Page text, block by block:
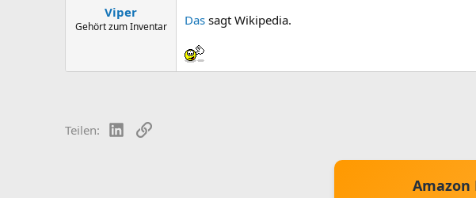
Viper
Gehört zum Inventar Das sagt Wikipedia.
Teilen: LinkedIn
Link
Amazon